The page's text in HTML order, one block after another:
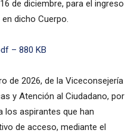
de diciembre, para el ingreso
dicho Cuerpo.
– 880 KB
de 2026, de la Viceconsejería
y Atención al Ciudadano, por
los aspirantes que han
de acceso, mediante el